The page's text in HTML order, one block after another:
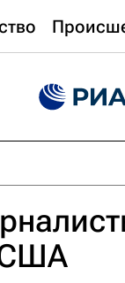
США